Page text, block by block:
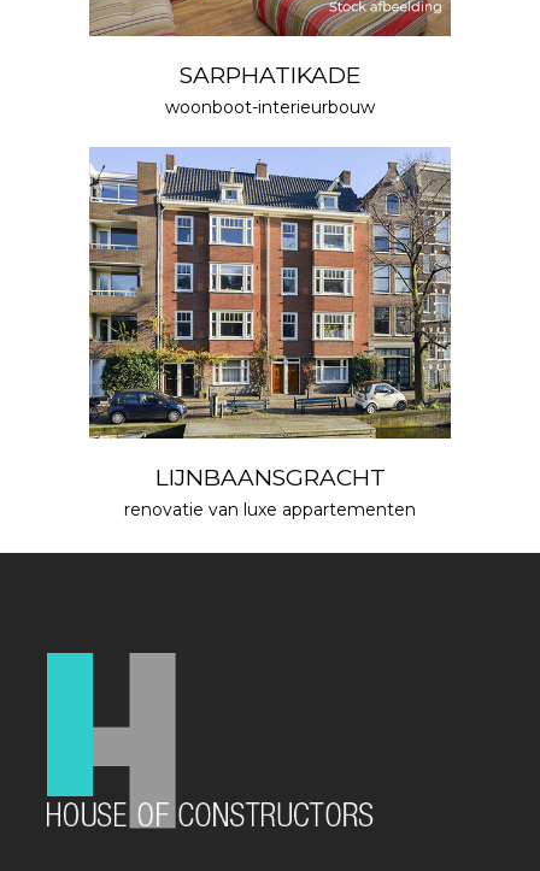
SARPHATIKADE
woonboot-interieurbouw
LIJNBAANSGRACHT
renovatie van luxe appartementen